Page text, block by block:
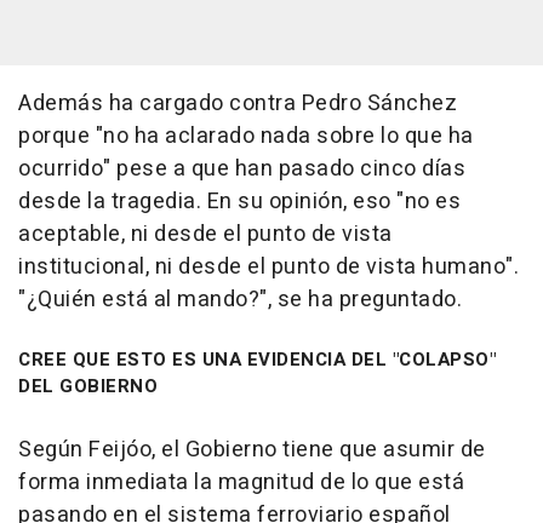
Además ha cargado contra Pedro Sánchez
porque "no ha aclarado nada sobre lo que ha
ocurrido" pese a que han pasado cinco días
desde la tragedia. En su opinión, eso "no es
aceptable, ni desde el punto de vista
institucional, ni desde el punto de vista humano".
"¿Quién está al mando?", se ha preguntado.
CREE QUE ESTO ES UNA EVIDENCIA DEL "COLAPSO"
DEL GOBIERNO
Según Feijóo, el Gobierno tiene que asumir de
forma inmediata la magnitud de lo que está
pasando en el sistema ferroviario español